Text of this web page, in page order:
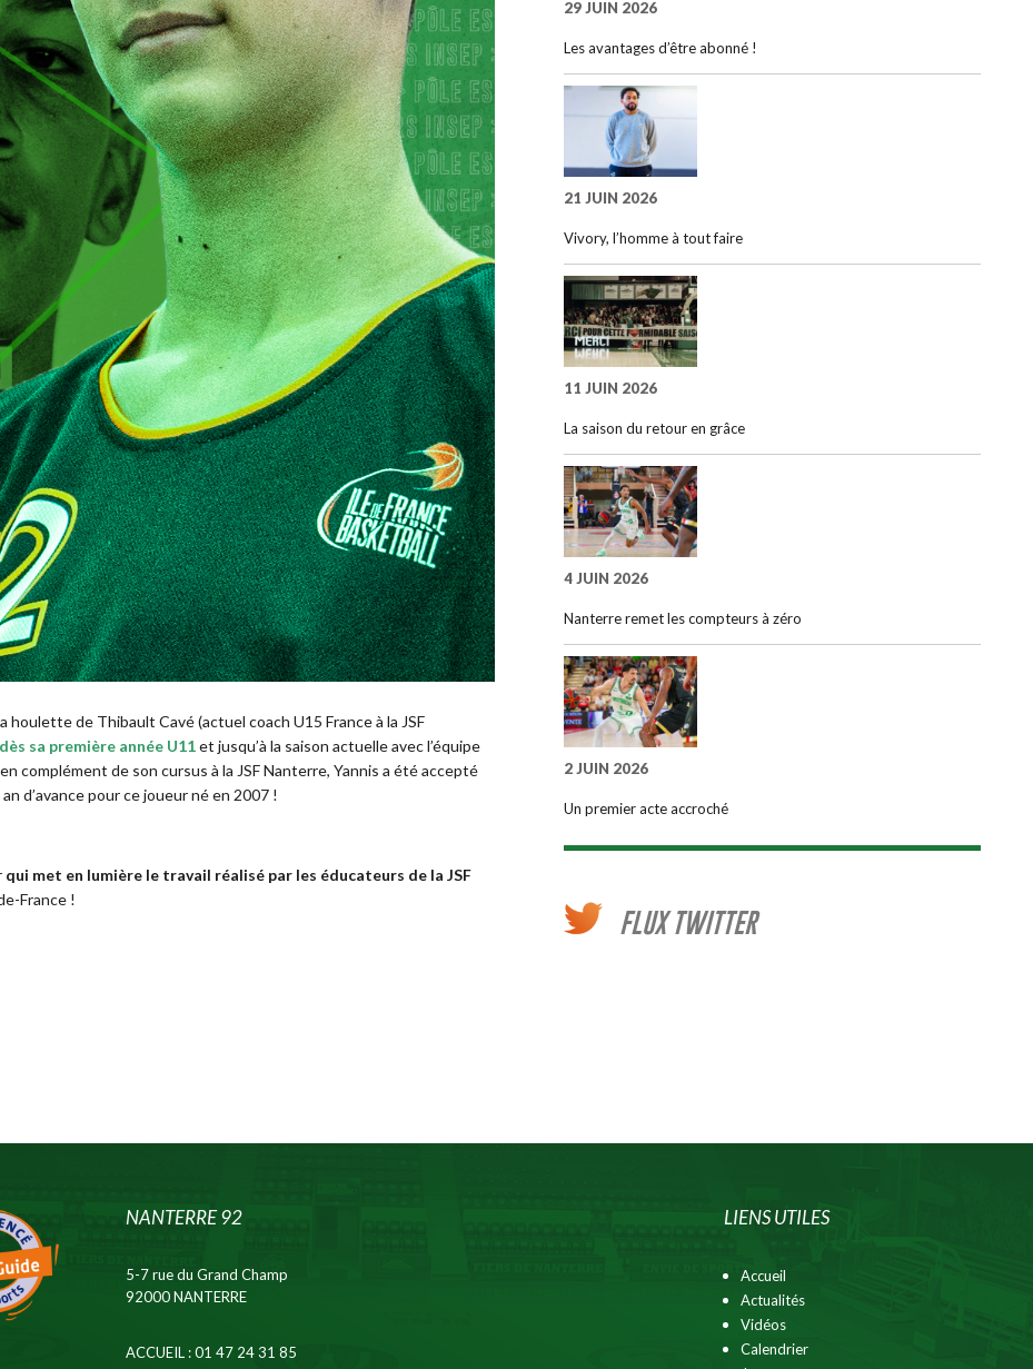
houlette de Thibault Cavé (actuel coach U15 France à la JSF
sa première année U11et jusqu’à la saison actuelle avec l’équipe
complément de son cursus à la JSF Nanterre, Yannis a été accepté
d’avance pour ce joueur né en 2007 !
qui met en lumière le travail réalisé par les éducateurs de la JSF
France !
29 JUIN 2026
Les avantages d’être abonné !
21 JUIN 2026
Vivory, l’homme à tout faire
11 JUIN 2026
La saison du retour en grâce
4 JUIN 2026
Nanterre remet les compteurs à zéro
2 JUIN 2026
Un premier acte accroché
FLUX TWITTER
NANTERRE 92
5-7 rue du Grand Champ
92000 NANTERRE
ACCUEIL : 01 47 24 31 85
LIENS UTILES
Accueil
Actualités
Vidéos
Calendrier